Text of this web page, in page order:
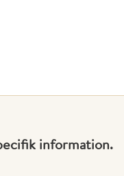
information.